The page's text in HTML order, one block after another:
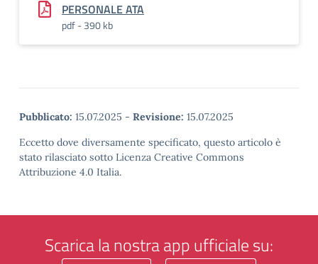
PERSONALE ATA
pdf - 390 kb
Pubblicato: 15.07.2025 - Revisione: 15.07.2025
Eccetto dove diversamente specificato, questo articolo è
stato rilasciato sotto Licenza Creative Commons
Attribuzione 4.0 Italia.
Scarica la nostra app ufficiale su: